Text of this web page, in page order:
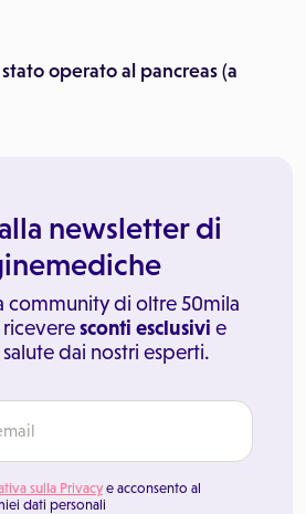
stato operato al pancreas (a
newsletter di
community di oltre 50mila
sconti esclusivi e
dai nostri esperti.
sulla Privacy e acconsento al
dati personali